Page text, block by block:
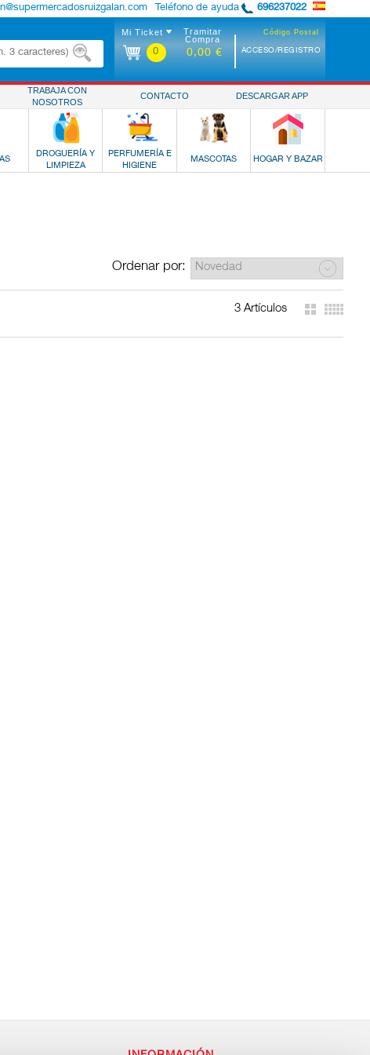
Teléfono de ayuda 696237022
Código Postal
ACCESO/REGISTRO
Mi Ticket
0
Tramitar
Compra
0,00 €
TRABAJA CON
NOSOTROS
CONTACTO DESCARGAR APP
DROGUERÍA Y
LIMPIEZA
PERFUMERÍA E
HIGIENE
MASCOTAS HOGAR Y BAZAR
Ordenar por:
3 Artículos